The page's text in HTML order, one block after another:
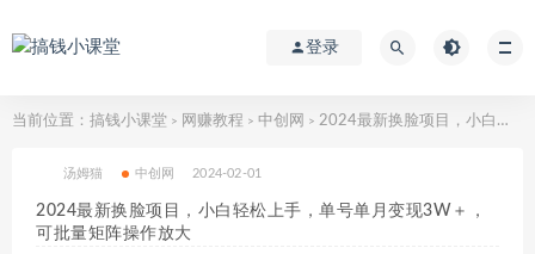
登录
当前位置： 搞钱小课堂 > 网赚教程 > 中创网 > 2024最新换脸项目，小白轻松上手，单号单月变现3W＋，可批量矩阵操作放大
汤姆猫 中创网 2024-02-01
2024最新换脸项目，小白轻松上手，单号单月变现3W＋，
可批量矩阵操作放大